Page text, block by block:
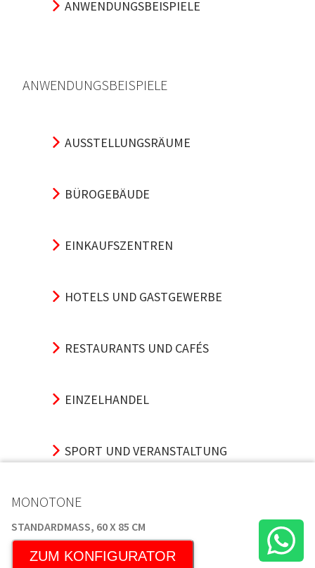
MONOTONE
STANDARDMASS, 60 X 85 CM
ZUM KONFIGURATOR
ANWENDUNGSBEISPIELE
ANWENDUNGSBEISPIELE
AUSSTELLUNGSRÄUME
BÜROGEBÄUDE
EINKAUFSZENTREN
HOTELS UND GASTGEWERBE
RESTAURANTS UND CAFÉS
EINZELHANDEL
SPORT UND VERANSTALTUNG
VERKEHRSKNOTENPUNKTE